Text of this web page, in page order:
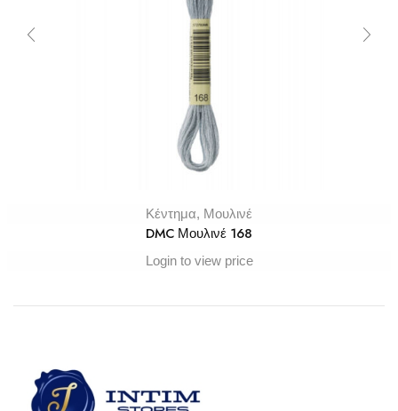
Κέντημα, Μουλινέ
DMC Μουλινέ 168
Login to view price